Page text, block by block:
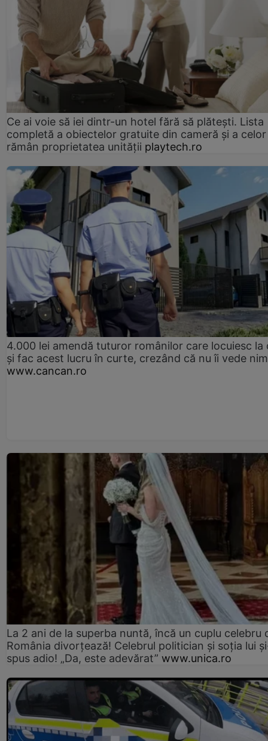
Ce ai voie să iei dintr-un hotel fără să plătești. Lista
completă a obiectelor gratuite din cameră și a
rămân proprietatea unității playtech.ro
4.000 lei amendă tuturor românilor care locuiesc la
și fac acest lucru în curte, crezând că nu îi vede
www.cancan.ro
La 2 ani de la superba nuntă, încă un cuplu celebru
România divorțează! Celebrul politician și soția lui
spus adio! „Da, este adevărat” www.unica.ro